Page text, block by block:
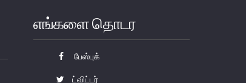
எங்களை தொடர
பேஸ்புக்
ட்விட்டர்